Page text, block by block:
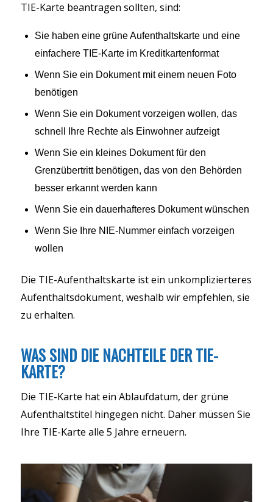
TIE-Karte beantragen sollten, sind:
Sie haben eine grüne Aufenthaltskarte und eine
einfachere TIE-Karte im Kreditkartenformat
Wenn Sie ein Dokument mit einem neuen Foto
benötigen
Wenn Sie ein Dokument vorzeigen wollen, das
schnell Ihre Rechte als Einwohner aufzeigt
Wenn Sie ein kleines Dokument für den
Grenzübertritt benötigen, das von den Behörden
besser erkannt werden kann
Wenn Sie ein dauerhafteres Dokument wünschen
Wenn Sie Ihre NIE-Nummer einfach vorzeigen
wollen
Die TIE-Aufenthaltskarte ist ein unkomplizierteres
Aufenthaltsdokument, weshalb wir empfehlen, sie
zu erhalten.
WAS SIND DIE NACHTEILE DER TIE-
KARTE?
Die TIE-Karte hat ein Ablaufdatum, der grüne
Aufenthaltstitel hingegen nicht. Daher müssen Sie
Ihre TIE-Karte alle 5 Jahre erneuern.